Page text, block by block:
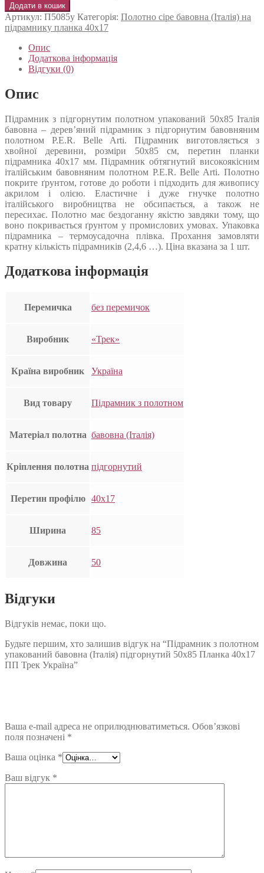
Додати в кошик
Артикул: П5085у Категорія: Полотно сіре бавовна (Італія) на
підрамнику планка 40х17
Опис
Додаткова інформація
Відгуки (0)
Опис
Підрамник з підгорнутим полотном упакований 50х85 Італія
бавовна – дерев’яний підрамник з підгорнутим бавовняним
полотном P.E.R. Belle Arti. Підрамник виготовляється з
хвойної деревини, розміри 50х85 см, перетин планки
підрамника 40х17 мм. Підрамник обтягнутий високоякісним
італійським бавовняним полотном P.E.R. Belle Arti. Полотно
покрите ґрунтом, готове до роботи і підходить для живопису
акрилом і олією. Еластичне і дуже гнучке полотно
італійського виробництва не обсипається, а також не
пересихає. Полотно має бездоганну якістю завдяки тому, що
воно покривається ґрунтом у промислових умовах. Упаковка
підрамника – термоусадочна плівка. Прохання замовляти
кратну кількість підрамників (2,4,6 …). Ціна вказана за 1 шт.
Додаткова інформація
Перемичка без перемичок
Виробник «Трек»
Країна виробник Україна
Вид товару Підрамник з полотном
Матеріал полотна бавовна (Італія)
Кріплення полотна підгорнутий
Перетин профілю 40х17
Ширина 85
Довжина 50
Відгуки
Відгуків немає, поки що.
Будьте першим, хто залишив відгук на “Підрамник з полотном
упакований бавовна (Італія) підгорнутий 50х85 Планка 40х17
ПП Трек Україна”
Ваша e-mail адреса не оприлюднюватиметься. Обов’язкові
поля позначені *
Ваша оцінка *
Ваш відгук *